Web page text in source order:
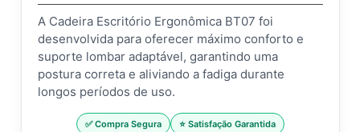
A Cadeira Escritório Ergonômica BT07 foi
desenvolvida para oferecer máximo conforto e
suporte lombar adaptável, garantindo uma
postura correta e aliviando a fadiga durante
longos períodos de uso.
✅ Compra Segura
⭐ Satisfação Garantida